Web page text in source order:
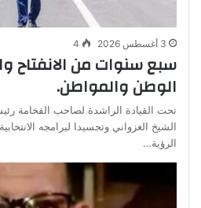
3 أغسطس 2026 4
سبع سنوات من الانفتاح
الوطن والمواطن.
تحت القيادة الراشدة لصاحب الفخامة
الشيخ الغزواني وتجسيدا لبرامجه
الرؤية…